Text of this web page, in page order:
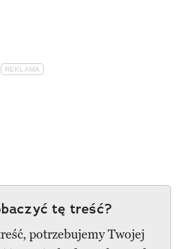
tę treść?
potrzebujemy Twojej